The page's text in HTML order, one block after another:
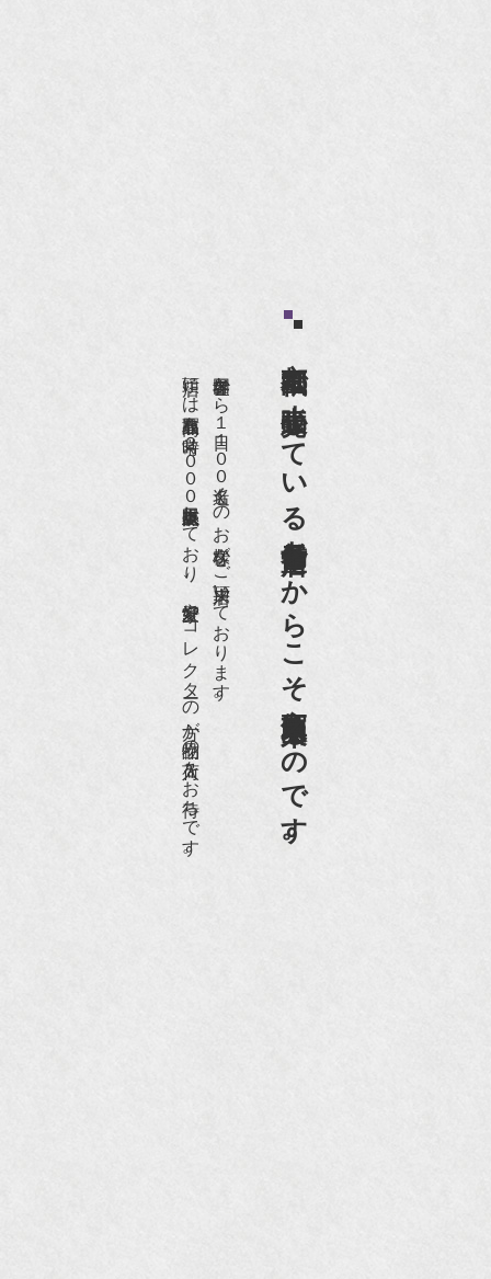
京都祇園で小売販売している
老舗骨董店だからこそ高価買取出来るのです。
世界各国から１日１００名近くのお客様がご来店頂いております。
店頭には買取商品を常時２０００点以上展示販売しており、
愛好家やコレクターの方が品物の入荷をお待ちです。